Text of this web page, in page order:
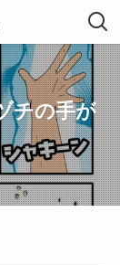
チの手が